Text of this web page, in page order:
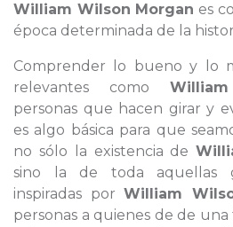
William Wilson Morgan es
época determinada de la
Comprender lo bueno y lo
relevantes como
personas que hacen girar y
es algo básica para que
no sólo la existencia de
sino la de toda aquellas
inspiradas porWilliam
personas a quienes de de